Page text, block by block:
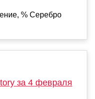
% Серебро
за 4 февраля